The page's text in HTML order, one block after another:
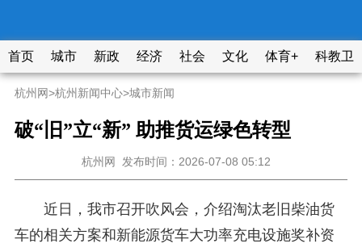
首页 城市 新政 经济 社会 文化 体育+ 科教卫
杭州网>杭州新闻中心>城市新闻
破“旧”立“新” 助推货运绿色转型
杭州网 发布时间：2026-07-08 05:12
近日，我市召开吹风会，介绍淘汰老旧柴油货
车的相关方案和新能源货车大功率充电设施奖补资